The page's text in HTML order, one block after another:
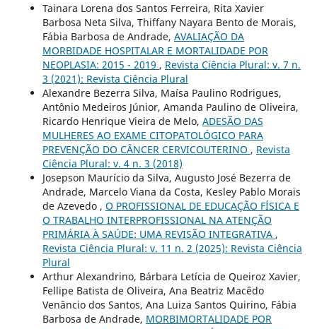
Tainara Lorena dos Santos Ferreira, Rita Xavier
Barbosa Neta Silva, Thiffany Nayara Bento de Morais,
Fábia Barbosa de Andrade, AVALIAÇÃO DA
MORBIDADE HOSPITALAR E MORTALIDADE POR
NEOPLASIA: 2015 - 2019 , Revista Ciência Plural: v. 7 n.
3 (2021): Revista Ciência Plural
Alexandre Bezerra Silva, Maísa Paulino Rodrigues,
Antônio Medeiros Júnior, Amanda Paulino de Oliveira,
Ricardo Henrique Vieira de Melo, ADESÃO DAS
MULHERES AO EXAME CITOPATOLÓGICO PARA
PREVENÇÃO DO CÂNCER CERVICOUTERINO , Revista
Ciência Plural: v. 4 n. 3 (2018)
Josepson Maurício da Silva, Augusto José Bezerra de
Andrade, Marcelo Viana da Costa, Kesley Pablo Morais
de Azevedo , O PROFISSIONAL DE EDUCAÇÃO FÍSICA E
O TRABALHO INTERPROFISSIONAL NA ATENÇÃO
PRIMÁRIA À SAÚDE: UMA REVISÃO INTEGRATIVA ,
Revista Ciência Plural: v. 11 n. 2 (2025): Revista Ciência
Plural
Arthur Alexandrino, Bárbara Letícia de Queiroz Xavier,
Fellipe Batista de Oliveira, Ana Beatriz Macêdo
Venâncio dos Santos, Ana Luiza Santos Quirino, Fábia
Barbosa de Andrade, MORBIMORTALIDADE POR